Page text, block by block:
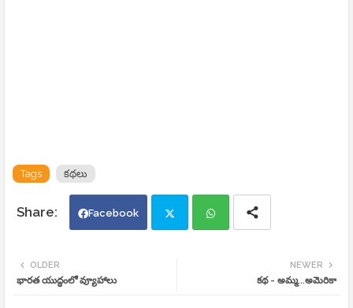
Tags కథలు
Facebook
NEWER
కథ - అమ్మ...అమెరికా
OLDER
భారత యుద్ధంలో వ్యూహాలు